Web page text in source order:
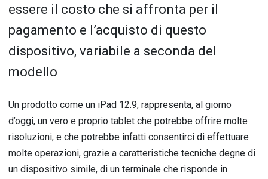
essere il costo che si affronta per il
pagamento e l’acquisto di questo
dispositivo, variabile a seconda del
modello
Un prodotto come un iPad 12.9, rappresenta, al giorno
d’oggi, un vero e proprio tablet che potrebbe offrire molte
risoluzioni, e che potrebbe infatti consentirci di effettuare
molte operazioni, grazie a caratteristiche tecniche degne di
un dispositivo simile, di un terminale che risponde in